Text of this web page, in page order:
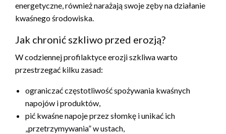
energetyczne, również narażają swoje zęby na działanie
kwaśnego środowiska.
Jak chronić szkliwo przed erozją?
W codziennej profilaktyce erozji szkliwa warto
przestrzegać kilku zasad:
ograniczać częstotliwość spożywania kwaśnych
napojów i produktów,
pić kwaśne napoje przez słomkę i unikać ich
„przetrzymywania” w ustach,